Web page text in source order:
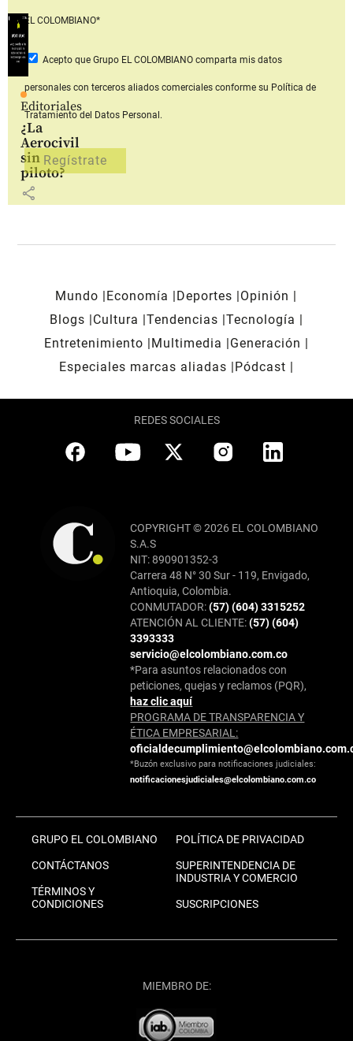
Editoriales
¿La
Aerocivil
sin
piloto?
share
EL COLOMBIANO*
Acepto que Grupo EL COLOMBIANOcomparta mis datos
personales con terceros aliados comerciales conforme su Política de
Tratamiento del Datos Personal.
Mundo Economía Deportes
Opinión
Blogs
Cultura Tendencias Tecnología
Entretenimiento
Multimedia
Generación
Especiales marcas aliadas
Pódcast
REDES SOCIALES
COPYRIGHT © 2026 EL COLOMBIANO
S.A.S
NIT: 890901352-3
Carrera 48 N° 30 Sur - 119, Envigado,
Antioquia, Colombia.
CONMUTADOR:(57) (604) 3315252
ATENCIÓN AL CLIENTE:(57) (604)
3393333
servicio@elcolombiano.com.co
*Para asuntos relacionados con
peticiones, quejas y reclamos (PQR),
haz clic aquí
PROGRAMA DE TRANSPARENCIA Y
ÉTICA EMPRESARIAL:
*Buzón exclusivo para notificaciones judiciales:
notificacionesjudiciales@elcolombiano.com.co
GRUPO EL COLOMBIANO
CONTÁCTANOS
TÉRMINOS Y
CONDICIONES
POLÍTICA DE PRIVACIDAD
SUPERINTENDENCIA DE
INDUSTRIA Y COMERCIO
SUSCRIPCIONES
MIEMBRO DE: